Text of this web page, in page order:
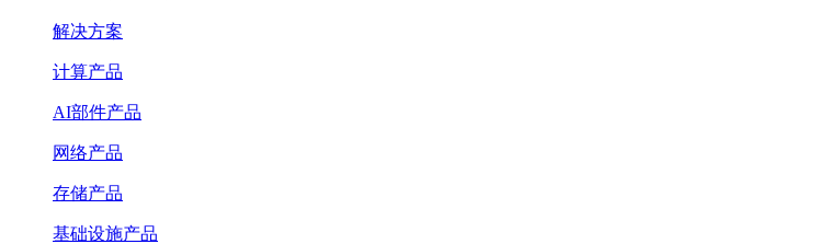
解决方案
计算产品
AI部件产品
网络产品
存储产品
基础设施产品